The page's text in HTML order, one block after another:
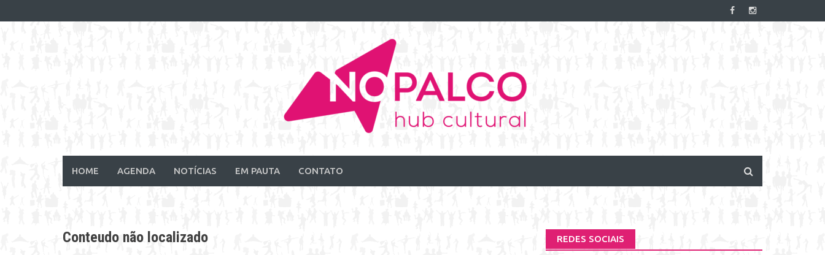
to
HOME AGENDA NOTÍCIAS EM PAUTA CONTATO
Conteudo não localizado REDES SOCIAIS